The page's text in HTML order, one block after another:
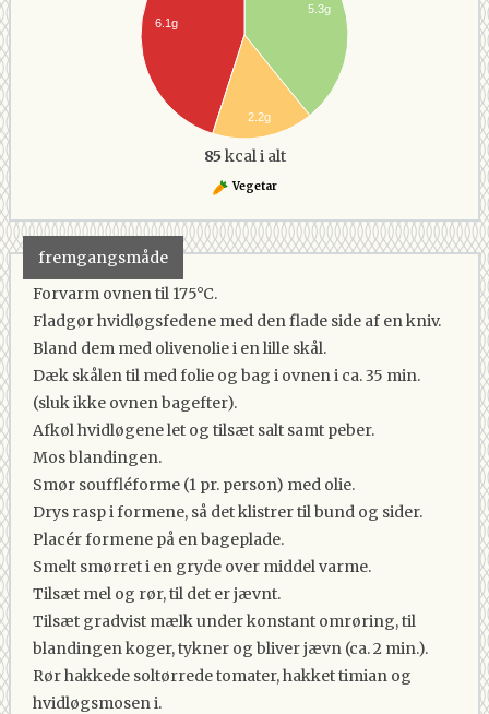
5.3g
6.1g
2.2g
85 kcal i alt
Vegetar
fremgangsmåde
Forvarm ovnen til 175°C.
Fladgør hvidløgsfedene med den flade side af en kniv.
Bland dem med olivenolie i en lille skål.
Dæk skålen til med folie og bag i ovnen i ca. 35 min.
(sluk ikke ovnen bagefter).
Afkøl hvidløgene let og tilsæt salt samt peber.
Mos blandingen.
Smør souffléforme (1 pr. person) med olie.
Drys rasp i formene, så det klistrer til bund og sider.
Placér formene på en bageplade.
Smelt smørret i en gryde over middel varme.
Tilsæt mel og rør, til det er jævnt.
Tilsæt gradvist mælk under konstant omrøring, til
blandingen koger, tykner og bliver jævn (ca. 2 min.).
Rør hakkede soltørrede tomater, hakket timian og
hvidløgsmosen i.